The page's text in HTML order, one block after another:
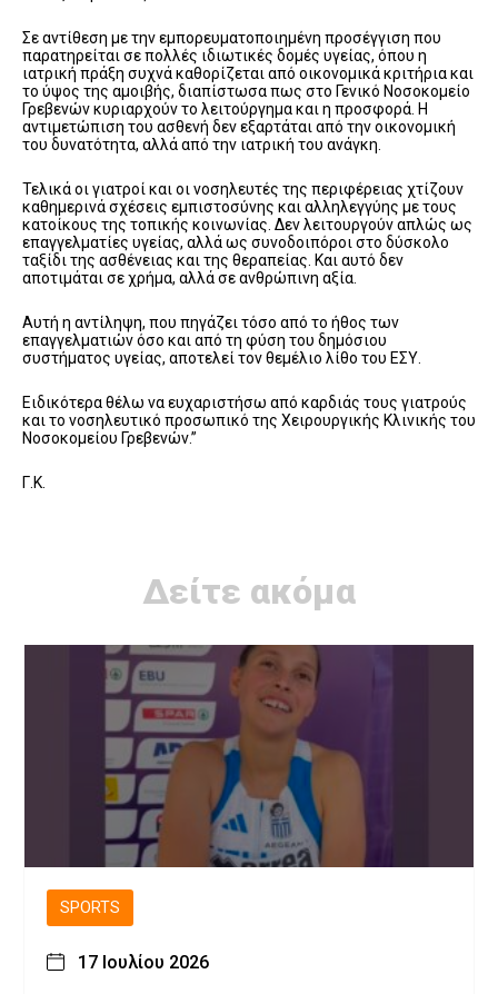
Σε αντίθεση με την εμπορευματοποιημένη προσέγγιση που
παρατηρείται σε πολλές ιδιωτικές δομές υγείας, όπου η
ιατρική πράξη συχνά καθορίζεται από οικονομικά κριτήρια και
το ύψος της αμοιβής, διαπίστωσα πως στο Γενικό Νοσοκομείο
Γρεβενών κυριαρχούν το λειτούργημα και η προσφορά. Η
αντιμετώπιση του ασθενή δεν εξαρτάται από την οικονομική
του δυνατότητα, αλλά από την ιατρική του ανάγκη.
Τελικά οι γιατροί και οι νοσηλευτές της περιφέρειας χτίζουν
καθημερινά σχέσεις εμπιστοσύνης και αλληλεγγύης με τους
κατοίκους της τοπικής κοινωνίας. Δεν λειτουργούν απλώς ως
επαγγελματίες υγείας, αλλά ως συνοδοιπόροι στο δύσκολο
ταξίδι της ασθένειας και της θεραπείας. Και αυτό δεν
αποτιμάται σε χρήμα, αλλά σε ανθρώπινη αξία.
Αυτή η αντίληψη, που πηγάζει τόσο από το ήθος των
επαγγελματιών όσο και από τη φύση του δημόσιου
συστήματος υγείας, αποτελεί τον θεμέλιο λίθο του ΕΣΥ.
Ειδικότερα θέλω να ευχαριστήσω από καρδιάς τους γιατρούς
και το νοσηλευτικό προσωπικό της Χειρουργικής Κλινικής του
Νοσοκομείου Γρεβενών.”
Γ.Κ.
Δείτε ακόμα
SPORTS
17 Ιουλίου 2026